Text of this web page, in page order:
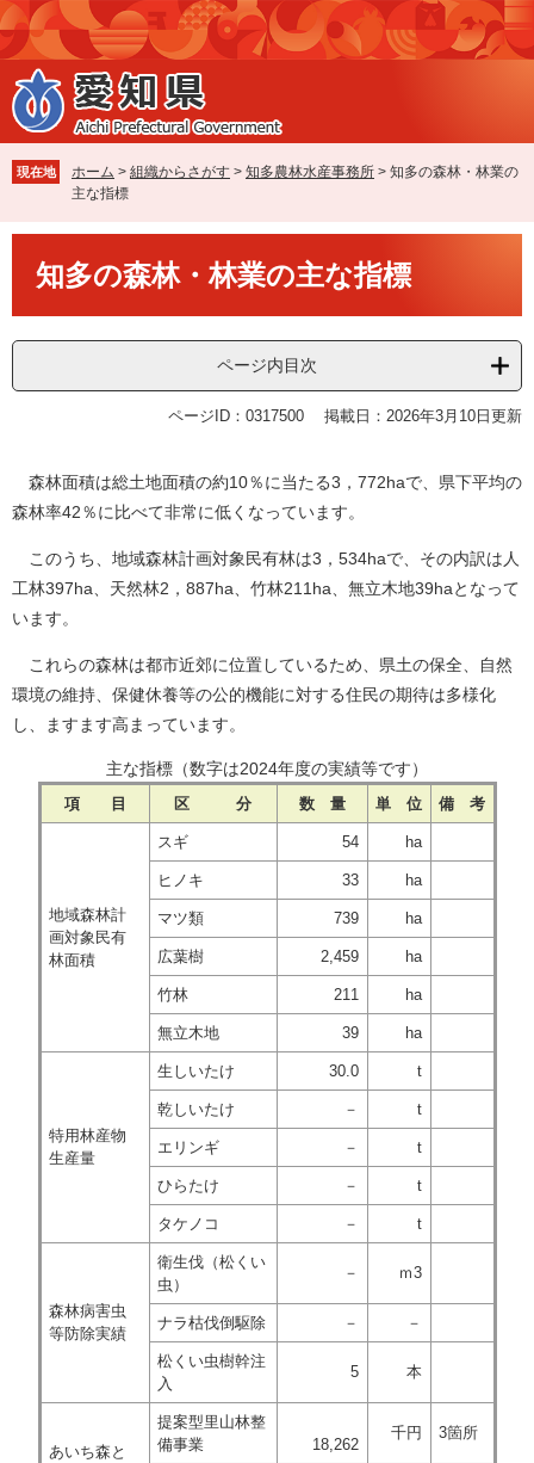
ペ
ー
ジ
の
先
で
す
メ
ニ
ュ
ー
を
ば
し
本
現在地 ホーム > 組織からさがす > 知多農林水産事務所 > 知多の森林・林業の
主な指標
知多の森林・林業の主な指標
ページ内目次
ページID：0317500 掲載日：2026年3月10日更新
森林面積は総土地面積の約10％に当たる3，772haで、県下平均の
森林率42％に比べて非常に低くなっています。
このうち、地域森林計画対象民有林は3，534haで、その内訳は人
工林397ha、天然林2，887ha、竹林211ha、無立木地39haとなって
います。
これらの森林は都市近郊に位置しているため、県土の保全、自然
環境の維持、保健休養等の公的機能に対する住民の期待は多様化
し、ますます高まっています。
主な指標（数字は2024年度の実績等です）
項 目 区 分 数 量 単 位 備 考
地域森林計
画対象民有
林面積
スギ 54 ha
ヒノキ 33 ha
マツ類 739 ha
広葉樹 2,459 ha
竹林 211 ha
無立木地 39 ha
特用林産物
生産量
生しいたけ 30.0 t
乾しいたけ － t
エリンギ － t
ひらたけ － t
タケノコ － t
森林病害虫
等防除実績
衛生伐（松くい
虫）
－ ｍ3
ナラ枯伐倒駆除 － －
松くい虫樹幹注
入
5 本
あいち森と
提案型里山林整
備事業
18,262
千円 3箇所